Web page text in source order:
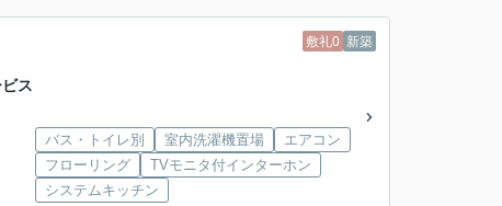
敷礼0 新築
ス
バス・トイレ別 室内洗濯機置場
エアコン
フローリング
TVモニタ付インターホン
システムキッチン